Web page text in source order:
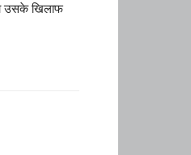
उसके खिलाफ